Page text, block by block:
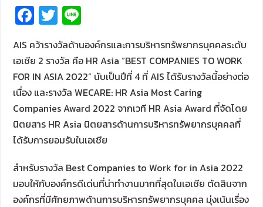
Fa
ce
b
o
o
k
T
wi
tt
er
e
AIS คว้ารางวัลด้านองค์กรและการบริหารทรัพยากรบุคคลระดับ
เอเชีย 2 รางวัล คือ HR Asia “BEST COMPANIES TO WORK
FOR IN ASIA 2022” นับเป็นปีที่ 4 ที่ AIS ได้รับรางวัลนี้อย่างต่อ
เนื่อง และรางวัล WECARE: HR Asia Most Caring
Companies Award 2022 จากเวที HR Asia Award ที่จัดโดย
นิตยสาร HR Asia นิตยสารด้านการบริหารทรัพยากรบุคคลที่
ได้รับการยอมรับในเอเชีย
สำหรับรางวัล Best Companies to Work for in Asia 2022
มอบให้กับองค์กรดีเด่นที่น่าทำงานมากที่สุดในเอเชีย ตัดสินจาก
องค์กรที่มีศักยภาพด้านการบริหารทรัพยากรบุคคล มุ่งเน้นเรื่อง